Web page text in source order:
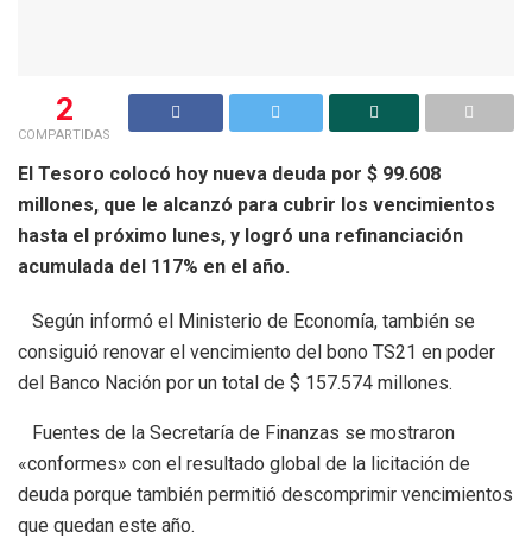
2
COMPARTIDAS
El Tesoro colocó hoy nueva deuda por $ 99.608
millones, que le alcanzó para cubrir los vencimientos
hasta el próximo lunes, y logró una refinanciación
acumulada del 117% en el año.
Según informó el Ministerio de Economía, también se
consiguió renovar el vencimiento del bono TS21 en poder
del Banco Nación por un total de $ 157.574 millones.
Fuentes de la Secretaría de Finanzas se mostraron
«conformes» con el resultado global de la licitación de
deuda porque también permitió descomprimir vencimientos
que quedan este año.